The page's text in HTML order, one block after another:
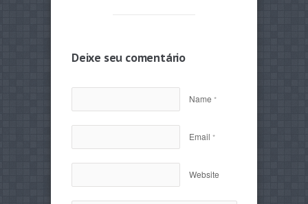
Deixe seu comentário
Name *
Email *
Website